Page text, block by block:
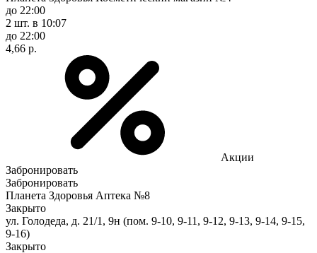
до 22:00
2 шт. в 10:07
до 22:00
4,66 р.
Акции
Забронировать
Забронировать
Планета Здоровья Аптека №8
Закрыто
ул. Голодеда, д. 21/1, 9н (пом. 9-10, 9-11, 9-12, 9-13, 9-14, 9-15,
9-16)
Закрыто